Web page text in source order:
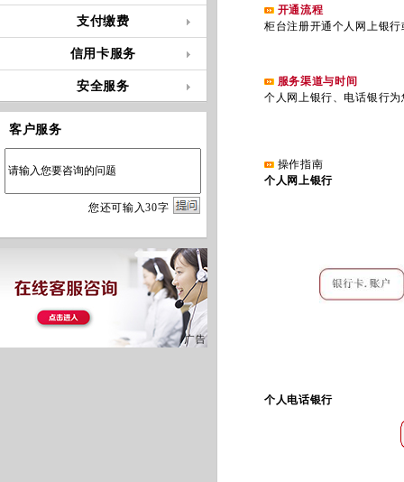
支付缴费
信用卡服务
安全服务
客户服务
您还可输入30字
开通流程
柜台注册开通个人网上银行
服务渠道与时间
个人网上银行、电话银行为
操作指南
个人网上银行
个人电话银行